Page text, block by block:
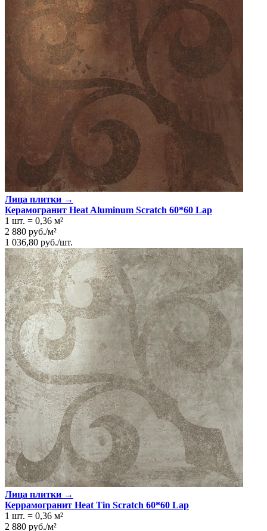
Лица плитки →
Керамогранит Heat Aluminum Scratch 60*60 Lap
1 шт. = 0,36 м²
2 880 руб./м²
1 036,80 руб./шт.
Лица плитки →
Керрамогранит Heat Tin Scratch 60*60 Lap
1 шт. = 0,36 м²
2 880 руб./м²